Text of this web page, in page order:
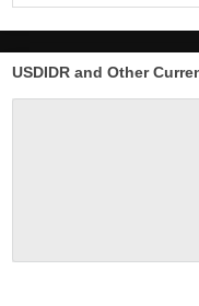
USDIDR and Other